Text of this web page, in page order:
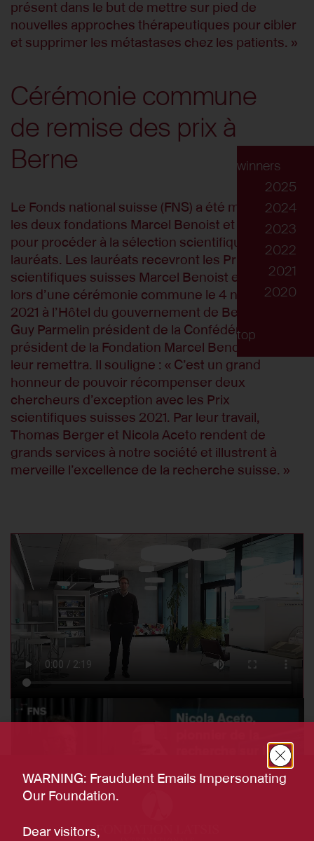
winners
2025
2024
2023
2022
2021
2020
top
présent dans le but de mettre sur pied de
nouvelles approches thérapeutiques pour cibler
et supprimer les métastases chez les patients. »
Cérémonie commune
de remise des prix à
Berne
Le Fonds national suisse (FNS) a été mandaté par
les deux fondations Marcel Benoist et Latsis
pour procéder à la sélection scientifique des
lauréats. Les lauréats recevront les Prix
scientifiques suisses Marcel Benoist et Latsis
lors d’une cérémonie commune le 4 novembre
2021 à l’Hôtel du gouvernement de Berne. C’est
Guy Parmelin président de la Confédération et
président de la Fondation Marcel Benoist, qui les
leur remettra. Il souligne : « C’est un grand
honneur de pouvoir récompenser deux
chercheurs d’exception avec les Prix
scientifiques suisses 2021. Par leur travail,
Thomas Berger et Nicola Aceto rendent de
grands services à notre société et illustrent à
merveille l’excellence de la recherche suisse. »
WARNING: Fraudulent Emails Impersonating
Our Foundation.
Dear visitors,